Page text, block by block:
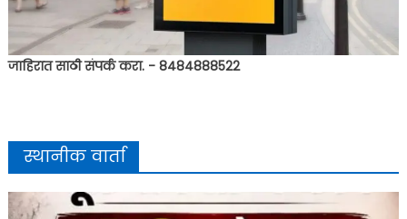
जाहिरात साठी संपर्क करा. - 8484888522
स्थानीक वार्ता